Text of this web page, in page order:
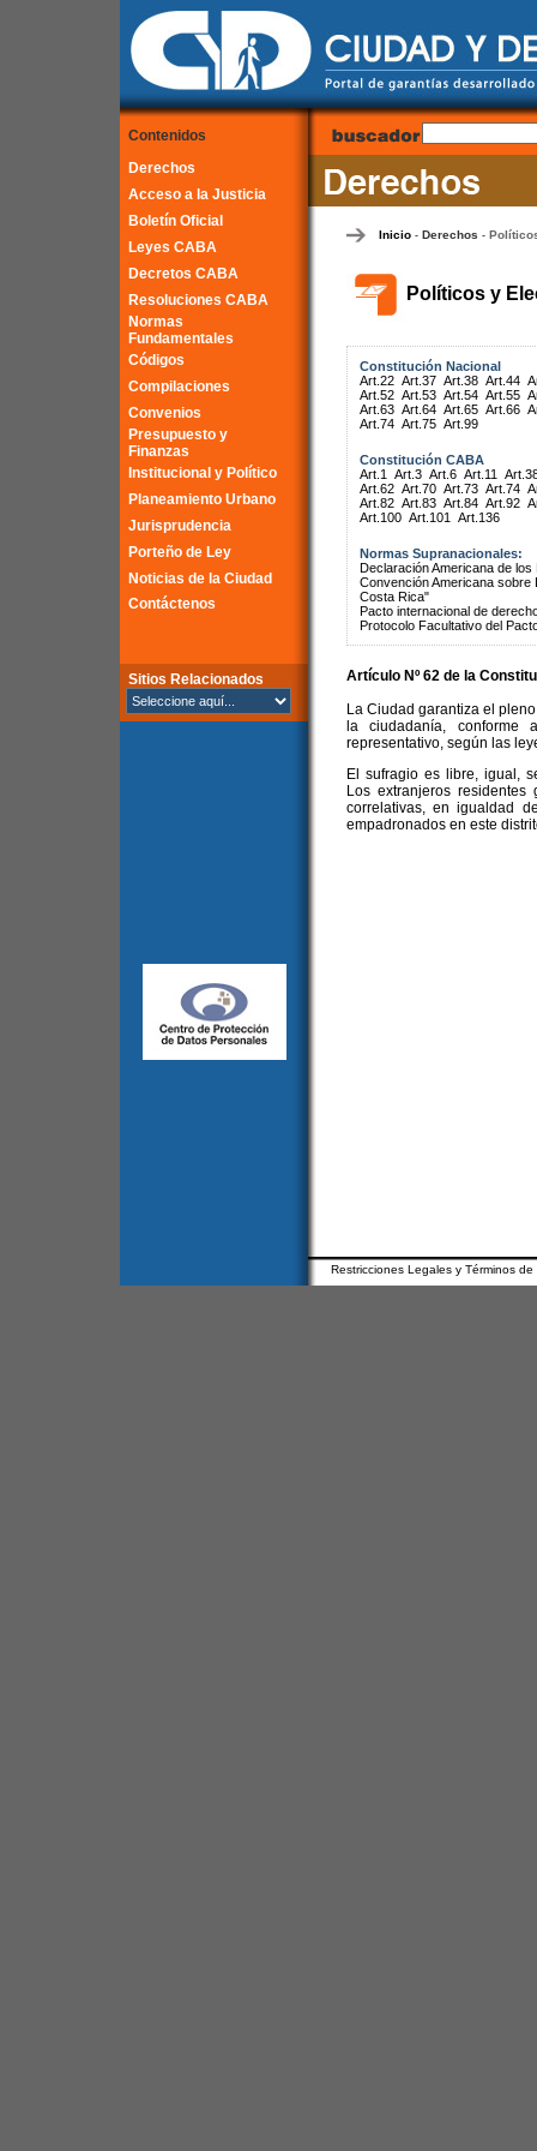
Contenidos
Derechos
Acceso a la Justicia
Boletín Oficial
Leyes CABA
Decretos CABA
Resoluciones CABA
Normas
Fundamentales
Códigos
Compilaciones
Convenios
Presupuesto y
Finanzas
Institucional y Político
Planeamiento Urbano
Jurisprudencia
Porteño de Ley
Noticias de la Ciudad
Contáctenos
Sitios Relacionados
Inicio- Derechos -
Políticos y
Constitución Nacional
Art.22 Art.37 Art.38 Art.44
Art.52 Art.53 Art.54 Art.55
Art.63 Art.64 Art.65 Art.66
Art.74 Art.75 Art.99
Constitución CABA
Art.1
Art.3 Art.6 Art.11
Art.62 Art.70 Art.73 Art.74
Art.82 Art.83 Art.84 Art.92
Art.100 Art.101 Art.136
Normas Supranacionales:
Declaración Americana de
Convención Americana
Costa Rica"
Pacto internacional de
Protocolo Facultativo del
Artículo Nº 62 de la
La Ciudad garantiza el
la ciudadanía, conforme
representativo, según las
El sufragio es libre, igual,
Los extranjeros
correlativas, en igualdad
empadronados en este
Restricciones Legales y Términos de